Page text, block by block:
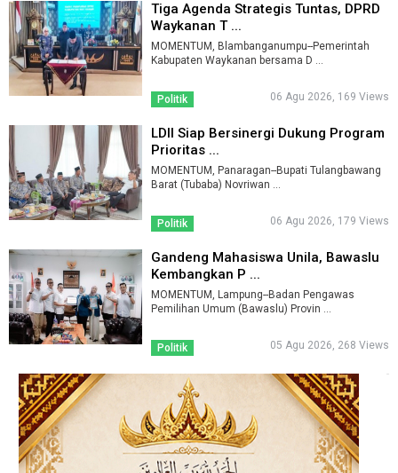
Tiga Agenda Strategis Tuntas, DPRD
Waykanan T ...
MOMENTUM, Blambanganumpu--Pemerintah
Kabupaten Waykanan bersama D ...
Politik 06 Agu 2026, 169 Views
LDII Siap Bersinergi Dukung Program
Prioritas ...
MOMENTUM, Panaragan--Bupati Tulangbawang
Barat (Tubaba) Novriwan ...
Politik 06 Agu 2026, 179 Views
Gandeng Mahasiswa Unila, Bawaslu
Kembangkan P ...
MOMENTUM, Lampung--Badan Pengawas
Pemilihan Umum (Bawaslu) Provin ...
Politik 05 Agu 2026, 268 Views